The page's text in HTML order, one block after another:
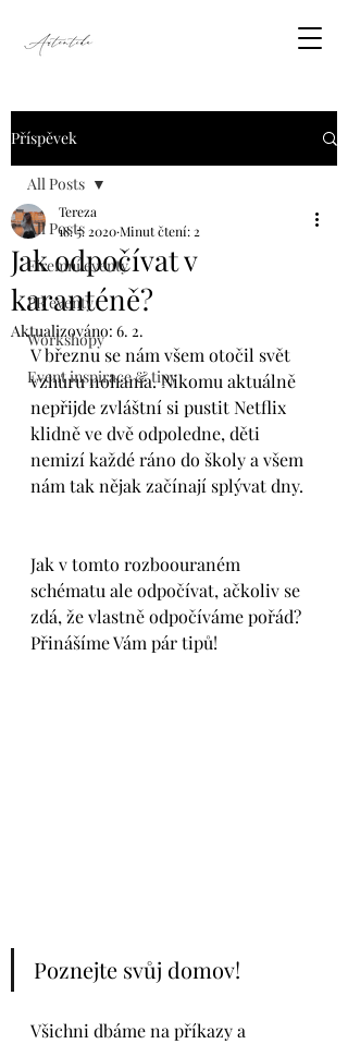
Příspěvek
All Posts
Firemní eventy
PR eventy
Workshopy
Event inspirace & tipy
All Posts
Jak odpočívat v
karanténě?
Tereza
18. 5. 2020Minut čtení: 2
Aktualizováno: 6. 2.
V březnu se nám všem otočil svět
vzhůru nohama. Nikomu aktuálně
nepřijde zvláštní si pustit Netflix
klidně ve dvě odpoledne, děti
nemizí každé ráno do školy a všem
nám tak nějak začínají splývat dny.
Jak v tomto rozboouraném
schématu ale odpočívat, ačkoliv se
zdá, že vlastně odpočíváme pořád?
Přinášíme Vám pár tipů!
Poznejte svůj domov!
Všichni dbáme na příkazy a